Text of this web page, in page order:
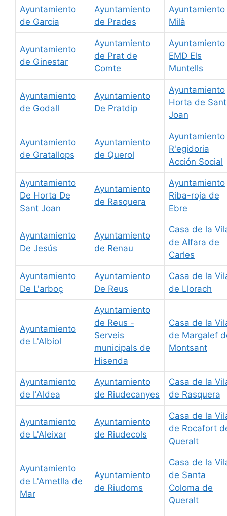
Ayuntamiento
de Garcia
Ayuntamiento
de Prades
Ayuntamiento
Milà
Ayuntamiento
de Ginestar
Ayuntamiento
de Prat de
Comte
Ayuntamiento
EMD Els
Muntells
Ayuntamiento
de Godall
Ayuntamiento
De Pratdip
Ayuntamiento
Horta de Sant
Joan
Ayuntamiento
de Gratallops
Ayuntamiento
de Querol
Ayuntamiento
R'egidoria
Acción Social
Ayuntamiento
De Horta De
Sant Joan
Ayuntamiento
de Rasquera
Ayuntamiento
Riba-roja de
Ebre
Ayuntamiento
De Jesús
Ayuntamiento
de Renau
Casa de la
de Alfara de
Carles
Ayuntamiento
De L'arboç
Ayuntamiento
De Reus
Casa de la
de Llorach
Ayuntamiento
de L'Albiol
Ayuntamiento
de Reus -
Serveis
municipals de
Hisenda
Casa de la
de Margalef
Montsant
Ayuntamiento
de l'Aldea
Ayuntamiento
de Riudecanyes
Casa de la
de Rasquera
Ayuntamiento
de L'Aleixar
Ayuntamiento
de Riudecols
Casa de la
de Rocafort
Queralt
Ayuntamiento
de L'Ametlla de
Mar
Ayuntamiento
de Riudoms
Casa de la
de Santa
Coloma de
Queralt